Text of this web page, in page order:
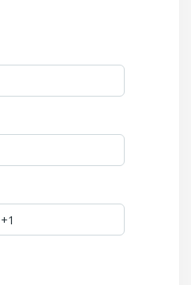
logements
un usage commercial,
pour un complément